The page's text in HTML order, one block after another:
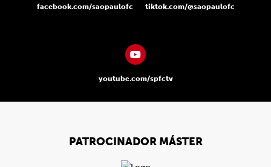
facebook.com/saopaulofc tiktok.com/@saopaulofc
youtube.com/spfctv
PATROCINADOR MÁSTER